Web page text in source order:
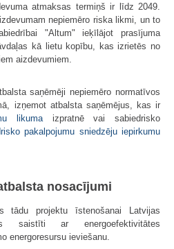
atmaksas termiņš ir līdz 2049.
nepiemēro riska likmi, un to
"Altum" ieķīlājot prasījuma
kā lietu kopību, kas izrietēs no
aizdevumiem.
saņēmēji nepiemēro normatīvos
izņemot atbalsta saņēmējus, kas ir
likumaizpratnē vai sabiedrisko
pakalpojumu sniedzēju iepirkumu
nosacījumi
tādu projektu īstenošanai Latvijas
saistīti ar energoefektivitātes
energoresursu ieviešanu.